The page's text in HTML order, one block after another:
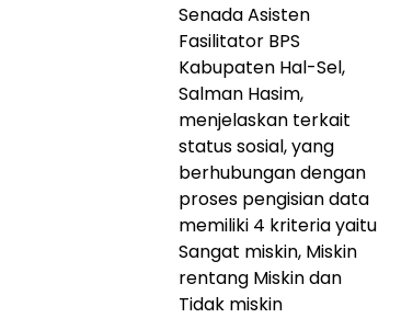
Senada Asisten
Fasilitator BPS
Kabupaten Hal-Sel,
Salman Hasim,
menjelaskan terkait
status sosial, yang
berhubungan dengan
proses pengisian data
memiliki 4 kriteria yaitu
Sangat miskin, Miskin
rentang Miskin dan
Tidak miskin